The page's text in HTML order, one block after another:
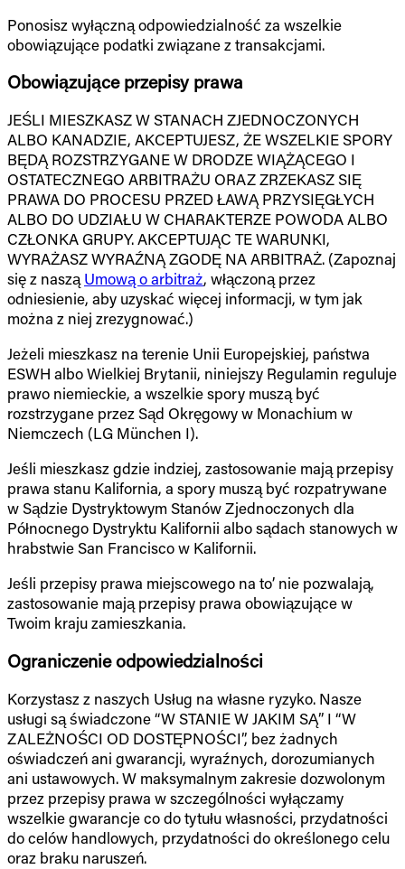
Ponosisz wyłączną odpowiedzialność za wszelkie
obowiązujące podatki związane z transakcjami.
Obowiązujące przepisy prawa
JEŚLI MIESZKASZ W STANACH ZJEDNOCZONYCH
ALBO KANADZIE, AKCEPTUJESZ, ŻE WSZELKIE SPORY
BĘDĄ ROZSTRZYGANE W DRODZE WIĄŻĄCEGO I
OSTATECZNEGO ARBITRAŻU ORAZ ZRZEKASZ SIĘ
PRAWA DO PROCESU PRZED ŁAWĄ PRZYSIĘGŁYCH
ALBO DO UDZIAŁU W CHARAKTERZE POWODA ALBO
CZŁONKA GRUPY. AKCEPTUJĄC TE WARUNKI,
WYRAŻASZ WYRAŹNĄ ZGODĘ NA ARBITRAŻ. (Zapoznaj
się z naszą Umową o arbitraż, włączoną przez
odniesienie, aby uzyskać więcej informacji, w tym jak
można z niej zrezygnować.)
Jeżeli mieszkasz na terenie Unii Europejskiej, państwa
ESWH albo Wielkiej Brytanii, niniejszy Regulamin reguluje
prawo niemieckie, a wszelkie spory muszą być
rozstrzygane przez Sąd Okręgowy w Monachium w
Niemczech (LG München I).
Jeśli mieszkasz gdzie indziej, zastosowanie mają przepisy
prawa stanu Kalifornia, a spory muszą być rozpatrywane
w Sądzie Dystryktowym Stanów Zjednoczonych dla
Północnego Dystryktu Kalifornii albo sądach stanowych w
hrabstwie San Francisco w Kalifornii.
Jeśli przepisy prawa miejscowego na to’ nie pozwalają,
zastosowanie mają przepisy prawa obowiązujące w
Twoim kraju zamieszkania.
Ograniczenie odpowiedzialności
Korzystasz z naszych Usług na własne ryzyko. Nasze
usługi są świadczone “W STANIE W JAKIM SĄ” I “W
ZALEŻNOŚCI OD DOSTĘPNOŚCI”, bez żadnych
oświadczeń ani gwarancji, wyraźnych, dorozumianych
ani ustawowych. W maksymalnym zakresie dozwolonym
przez przepisy prawa w szczególności wyłączamy
wszelkie gwarancje co do tytułu własności, przydatności
do celów handlowych, przydatności do określonego celu
oraz braku naruszeń.